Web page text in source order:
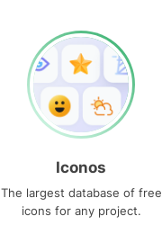
Iconos
The largest database of free
icons for any project.